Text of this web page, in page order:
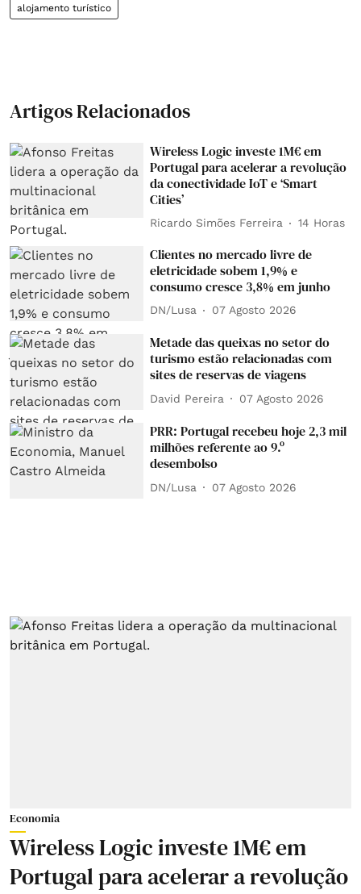
alojamento turístico
Artigos Relacionados
Wireless Logic investe 1M€ em
Portugal para acelerar a revolução
da conectividade IoT e ‘Smart
Cities’
Ricardo Simões Ferreira 14 Horas
Clientes no mercado livre de
eletricidade sobem 1,9% e
consumo cresce 3,8% em junho
DN/Lusa 07 Agosto 2026
Metade das queixas no setor do
turismo estão relacionadas com
sites de reservas de viagens
David Pereira 07 Agosto 2026
PRR: Portugal recebeu hoje 2,3 mil
milhões referente ao 9.º
desembolso
DN/Lusa 07 Agosto 2026
Economia
Wireless Logic investe 1M€ em
Portugal para acelerar a revolução